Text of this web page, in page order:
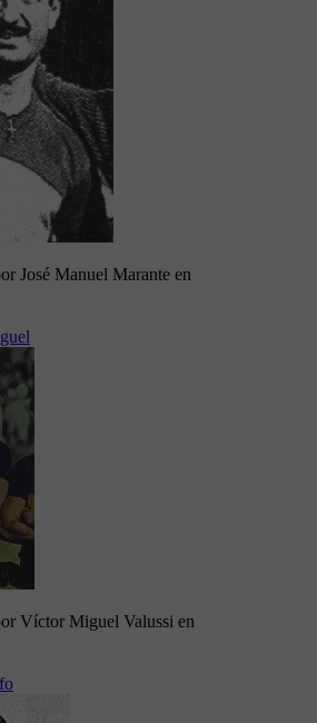
José Manuel Marante en
Víctor Miguel Valussi en